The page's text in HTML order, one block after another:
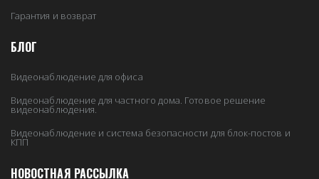
Гарантия и возврат
БЛОГ
Видеонаблюдение для офиса
Видеонаблюдение для частного дома. Готовое решение
видеонаблюдения.
Видеонаблюдение и система безопасности для блок-постов и
КПП
НОВОСТНАЯ РАССЫЛКА